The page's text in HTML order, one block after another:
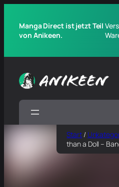
Manga Direct ist jetzt Teil
von Anikeen.
Start/
than a Doll –